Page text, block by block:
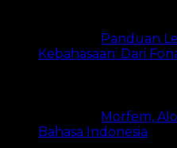
Panduan
Kebahasaan: Dari
Morfem,
Bahasa Indonesia